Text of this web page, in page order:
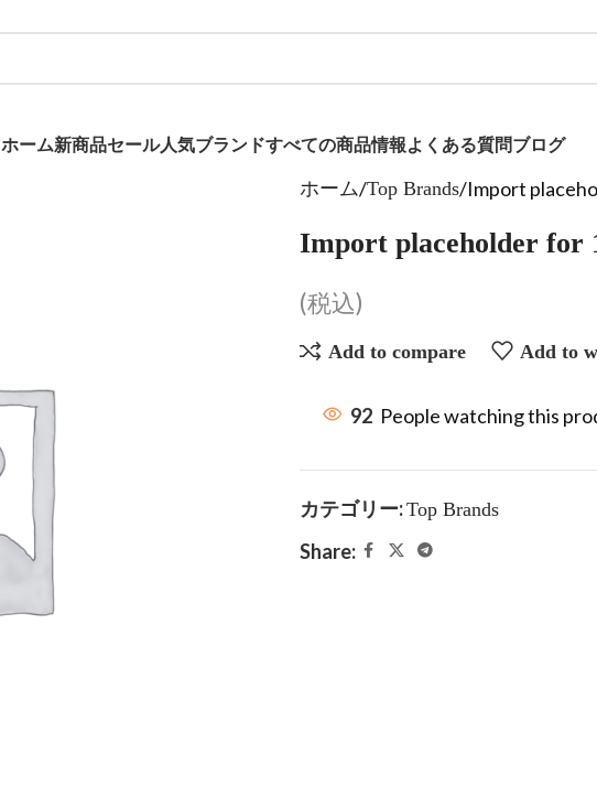
ホーム新商品セール人気ブランドすべての商品情報よくある質問ブログ
ホーム Top Brands Import
Import placeholder for
(税込)
Add to compare Add to
92 People watching this
カテゴリー:Top Brands
Share: